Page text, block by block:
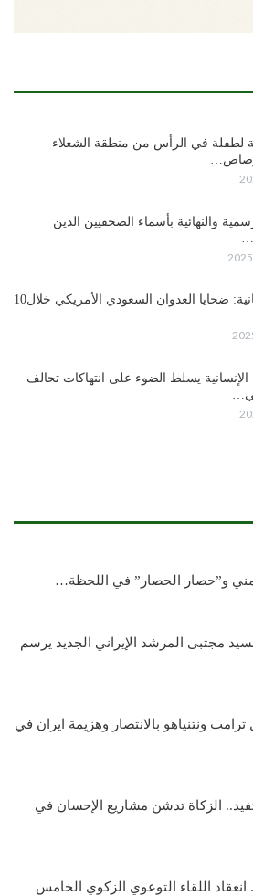
لطفلة في الرأس من منطقة الشعلاء
والنهائية بأسماء الصحفيين الذين
عين الإنسانية: ضحايا العدوان السعودي الأمريكي خلال10
يسلط الضوء على انتهاكات تحالف
و”حصار الحصار” في اللحظة…
مجتبى المرشد الإيراني الجديد يرسم
ونتنياهو بالانتصار وهزيمة ايران في
الزكاة تدشن مشاريع الإحسان في
اللقاء التوعوي الزكوي الخامس